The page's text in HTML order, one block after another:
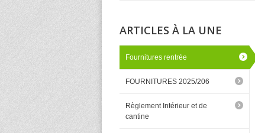
ARTICLES À LA UNE
Fournitures rentrée
FOURNITURES 2025/206
Règlement Intérieur et de
cantine